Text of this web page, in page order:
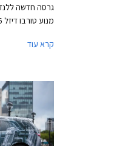
עומדת על 10.5 ק"מ לליטר על פי נתוני היצרן.
קרא עוד